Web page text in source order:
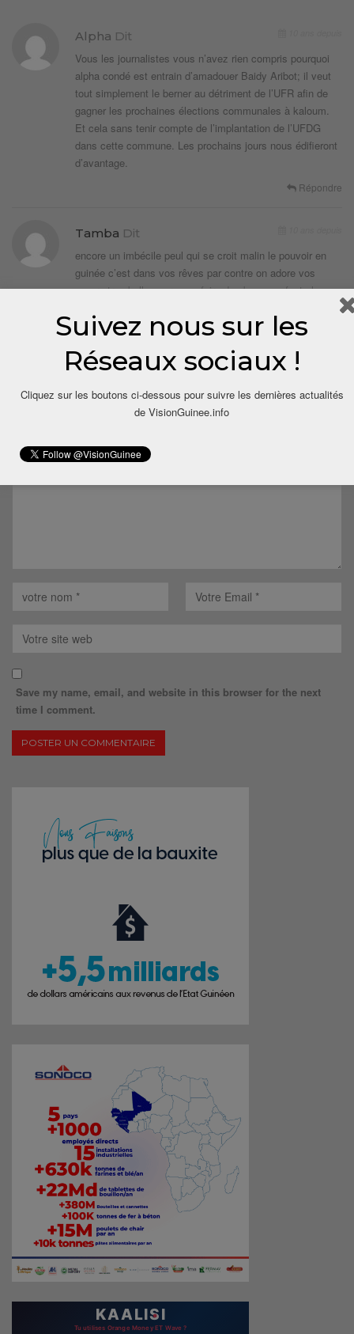
Alpha Dit
Vous les journalistes vous n’avez rien compris pourquoi
alpha condé est entrain d’amadouer Baidy Aribot; il veut
tout simplement le berner au détriment de l’UFR afin de
gagner les prochaines élections communales à kaloum.
Et cela sans tenir compte de l’implantation de l’UFDG
dans cette commune. Les prochains jours nous édifieront
d’avantage.
Répondre
Tamba Dit
encore un imbécile peul qui se croit malin le pouvoir en
guinée c’est dans vos rêves par contre on adore vos
sœurs trop belle pour nous faire des beaux enfants.le
Répondre
Save my name, email, and website in this browser for the next
time I comment.
Suivez nous sur les
Réseaux sociaux !
Cliquez sur les boutons ci-dessous pour suivre les dernières actualités
de VisionGuinee.info